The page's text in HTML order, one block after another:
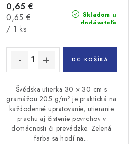
Skladom u
dodávateľa
0,65 €
Jednotková
cena:
0,65 €
/ 1 ks
DO KOŠÍKA
Švédska utierka 30 × 30 cm s
gramážou 205 g/m² je praktická na
každodenné upratovanie, utieranie
prachu aj čistenie povrchov v
domácnosti či prevádzke. Zelená
farba sa hodí na...